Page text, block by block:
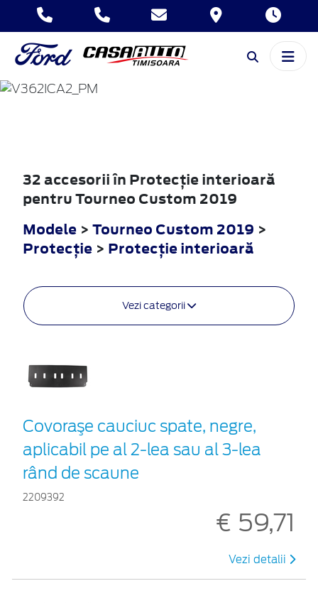
TOURNEO
CUSTOM
32 accesorii în Protecţie interioară
pentru Tourneo Custom 2019
Modele > Tourneo Custom 2019 >
Protecţie > Protecţie interioară
Vezi categorii
Covoraşe cauciuc spate, negre,
aplicabil pe al 2-lea sau al 3-lea
rând de scaune
2209392
€ 59,71
Vezi detalii